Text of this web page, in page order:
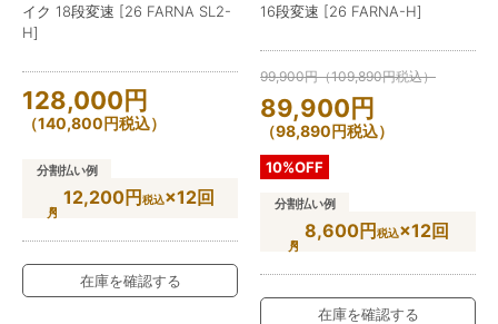
イク 18段変速 [26 FARNA SL2-
H]
128,000円
（140,800円税込）
分割払い例
12,200円税込×12回
在庫を確認する
16段変速 [26 FARNA-H]
99,900円（109,890円税込）
89,900円
（98,890円税込）
10%OFF
分割払い例
8,600円税込×12回
在庫を確認する